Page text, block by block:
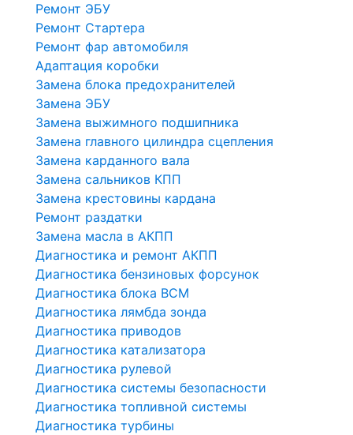
Ремонт ЭБУ
Ремонт Стартера
Ремонт фар автомобиля
Адаптация коробки
Замена блока предохранителей
Замена ЭБУ
Замена выжимного подшипника
Замена главного цилиндра сцепления
Замена карданного вала
Замена сальников КПП
Замена крестовины кардана
Ремонт раздатки
Замена масла в АКПП
Диагностика и ремонт АКПП
Диагностика бензиновых форсунок
Диагностика блока BCM
Диагностика лямбда зонда
Диагностика приводов
Диагностика катализатора
Диагностика рулевой
Диагностика системы безопасности
Диагностика топливной системы
Диагностика турбины